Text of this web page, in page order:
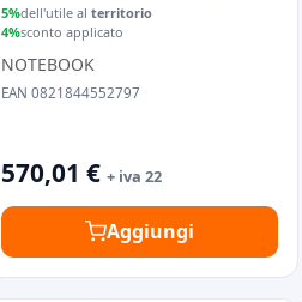
5%dell'utile al territorio
4%sconto applicato
NOTEBOOK
EAN 0821844552797
570,01 € + iva 22
Aggiungi